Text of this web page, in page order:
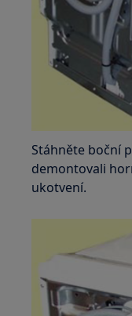
Stáhněte boční
demontovali
ukotvení.